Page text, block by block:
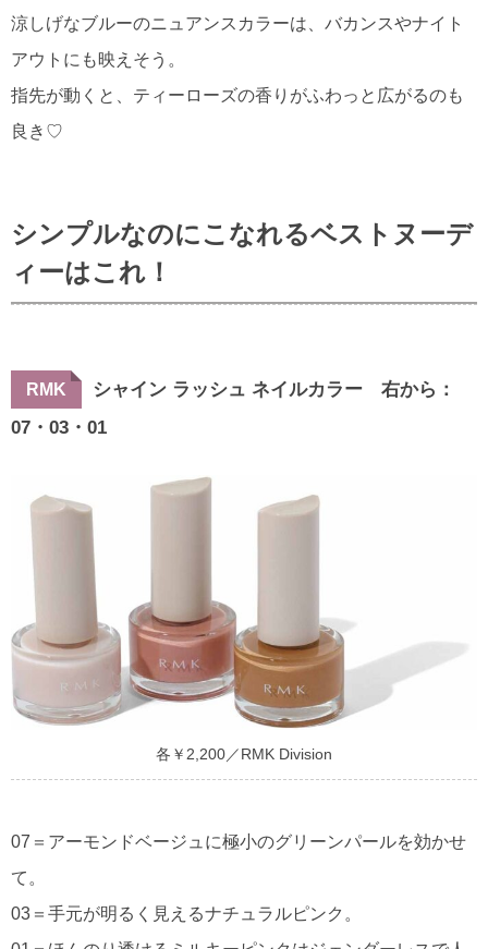
涼しげなブルーのニュアンスカラーは、バカンスやナイト
アウトにも映えそう。
指先が動くと、ティーローズの香りがふわっと広がるのも
良き♡
シンプルなのにこなれるベストヌーデ
ィーはこれ！
RMK
シャイン ラッシュ ネイルカラー 右から：
07・03・01
各￥2,200／RMK Division
07＝アーモンドベージュに極小のグリーンパールを効かせ
て。
03＝手元が明るく見えるナチュラルピンク。